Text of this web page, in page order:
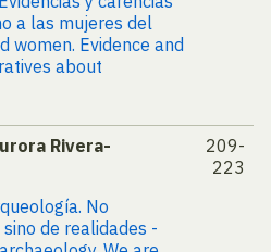
a las mujeres del
women. Evidence and
about
Rivera-
No
de realidades -
209-
223